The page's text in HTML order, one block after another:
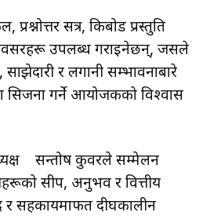
सत्र, किबोर्ड प्रस्तुति
उपलब्ध गराइनेछन्, जसले
र लगानी सम्भावनाबारे
सिर्जना गर्ने आयोजकको विश्वास
सन्तोष कुवरले सम्मेलन
सीप, अनुभव र वित्तीय
सहकार्यमार्फत दीर्घकालीन